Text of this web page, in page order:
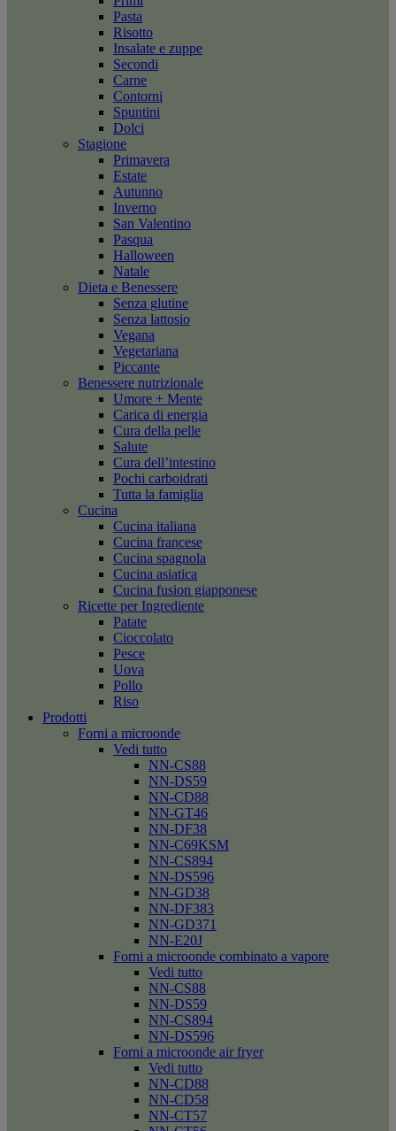
Pasta
Risotto
Insalate e zuppe
Secondi
Carne
Contorni
Spuntini
Dolci
Stagione
Primavera
Estate
Autunno
Inverno
San Valentino
Pasqua
Halloween
Natale
Dieta e Benessere
Senza glutine
Senza lattosio
Vegana
Vegetariana
Piccante
Benessere nutrizionale
Umore + Mente
Carica di energia
Cura della pelle
Salute
Cura dell’intestino
Pochi carboidrati
Tutta la famiglia
Cucina
Cucina italiana
Cucina francese
Cucina spagnola
Cucina asiatica
Cucina fusion giapponese
Ricette per Ingrediente
Patate
Cioccolato
Pesce
Uova
Pollo
Riso
Prodotti
Forni a microonde
Vedi tutto
NN-CS88
NN-DS59
NN-CD88
NN-GT46
NN-DF38
NN-C69KSM
NN-CS894
NN-DS596
NN-GD38
NN-DF383
NN-GD371
NN-E20J
Forni a microonde combinato a vapore
Vedi tutto
NN-CS88
NN-DS59
NN-CS894
NN-DS596
Forni a microonde air fryer
Vedi tutto
NN-CD88
NN-CD58
NN-CT57